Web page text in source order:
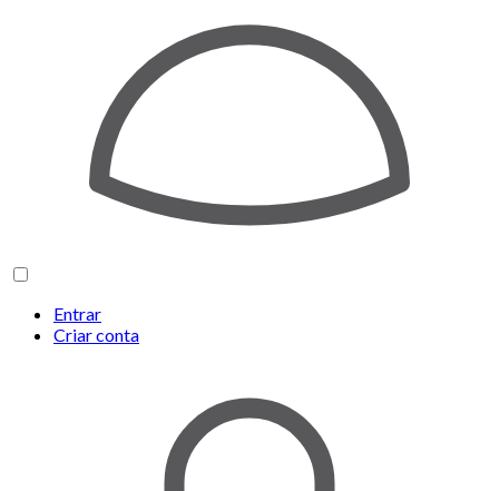
Entrar
Criar conta